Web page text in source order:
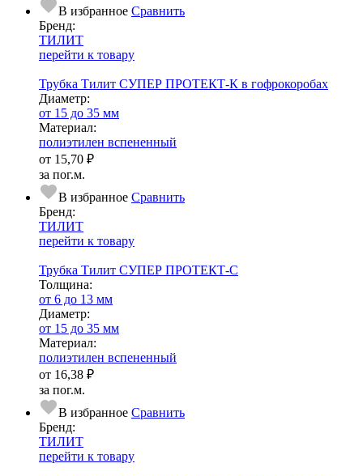
В избранное Сравнить
Бренд:
ТИЛИТ
перейти к товару
Трубка Тилит СУПЕР ПРОТЕКТ-К в гофрокоробах
Диаметр:
от 15 до 35 мм
Ма­­те­­ри­­ал:
полиэтилен вспененный
от 15,70 ₽
за пог.м.
В избранное Сравнить
Бренд:
ТИЛИТ
перейти к товару
Трубка Тилит СУПЕР ПРОТЕКТ-С
Тол­щи­на:
от 6 до 13 мм
Диаметр:
от 15 до 35 мм
Ма­­те­­ри­­ал:
полиэтилен вспененный
от 16,38 ₽
за пог.м.
В избранное Сравнить
Бренд:
ТИЛИТ
перейти к товару